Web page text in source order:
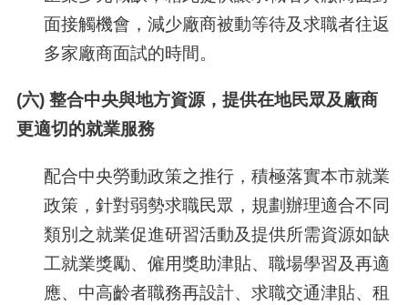
面接觸機會，減少廠商被動等待及求職者往返
多家廠商面試的時間。
(六) 整合中央與地方資源，提供在地民眾及廠商
更適切的就業服務
配合中央勞動政策之推行，積極落實本市就業
政策，針對弱勢求職民眾，規劃辦理適合不同
類別之就業促進研習活動及提供所需資源如缺
工就業獎勵、僱用獎助津貼、職場學習及再適
應、中高齡者職務再設計、求職交通津貼、租